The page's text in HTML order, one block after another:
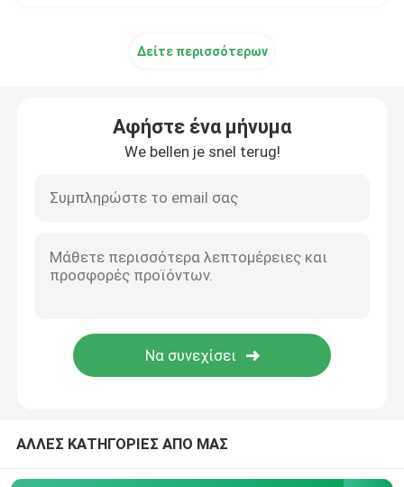
Δείτε περισσότερων
Αφήστε ένα μήνυμα
We bellen je snel terug!
ΑΛΛΕΣ ΚΑΤΗΓΟΡΙΕΣ ΑΠΟ ΜΑΣ